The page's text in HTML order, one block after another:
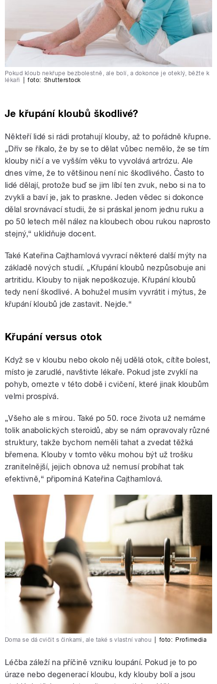
Pokud kloub nekřupe bezbolestně, ale bolí, a dokonce je oteklý, běžte k
lékaři
foto: Shutterstock
Je křupání kloubů škodlivé?
Někteří lidé si rádi protahují klouby, až to pořádně křupne.
„Dřív se říkalo, že by se to dělat vůbec nemělo, že se tím
klouby ničí a ve vyšším věku to vyvolává artrózu. Ale
dnes víme, že to většinou není nic škodlivého. Často to
lidé dělají, protože buď se jim líbí ten zvuk, nebo si na to
zvykli a baví je, jak to praskne. Jeden vědec si dokonce
dělal srovnávací studii, že si práskal jenom jednu ruku a
po 50 letech měl nález na kloubech obou rukou naprosto
stejný,“ uklidňuje docent.
Také Kateřina Cajthamlová vyvrací některé další mýty na
základě nových studií. „Křupání kloubů nezpůsobuje ani
artritidu. Klouby to nijak nepoškozuje. Křupání kloubů
tedy není škodlivé. A bohužel musím vyvrátit i mýtus, že
křupání kloubů jde zastavit. Nejde.“
Křupání versus otok
Když se v kloubu nebo okolo něj udělá otok, cítíte bolest,
místo je zarudlé, navštivte lékaře. Pokud jste zvyklí na
pohyb, omezte v této době i cvičení, které jinak kloubům
velmi prospívá.
„Všeho ale s mírou. Také po 50. roce života už nemáme
tolik anabolických steroidů, aby se nám opravovaly různé
struktury, takže bychom neměli tahat a zvedat těžká
břemena. Klouby v tomto věku mohou být už trošku
zranitelnější, jejich obnova už nemusí probíhat tak
efektivně,“ připomíná Kateřina Cajthamlová.
Doma se dá cvičit s činkami, ale také s vlastní vahou foto: Profimedia
Léčba záleží na příčině vzniku loupání. Pokud je to po
úraze nebo degenerací kloubu, kdy klouby bolí a jsou